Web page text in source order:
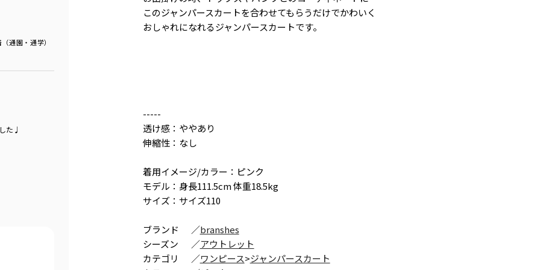
通園・通学）
た♩
このジャンパースカートを合わせてもらうだけでかわいく
おしゃれになれるジャンパースカートです。
-----
透け感：ややあり
伸縮性：なし
着用イメージ/カラー：ピンク
モデル：身長111.5cm 体重18.5kg
サイズ：サイズ110
ブランド ／branshes
シーズン
／アウトレット
カテゴリ
／ワンピース>ジャンパースカート